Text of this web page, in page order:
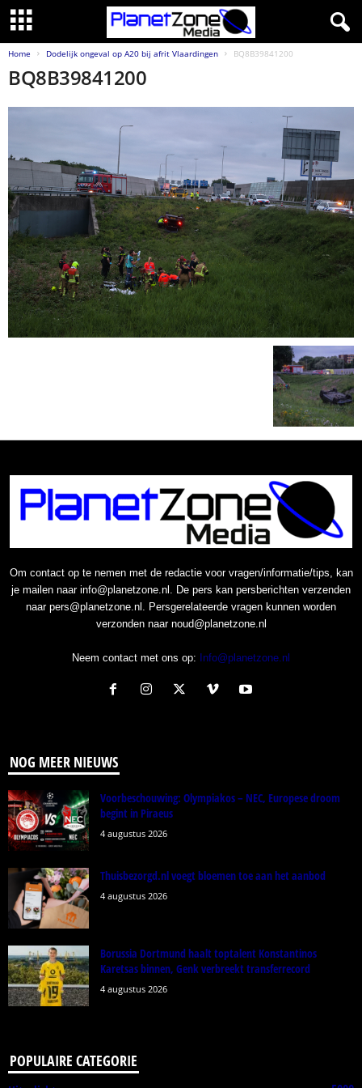
Home Dodelijk ongeval op A20 bij afrit Vlaardingen BQ8B39841200
BQ8B39841200
Om contact op te nemen met de redactie voor vragen/informatie/tips, kan
je mailen naar info@planetzone.nl. De pers kan persberichten verzenden
naar pers@planetzone.nl. Persgerelateerde vragen kunnen worden
verzonden naar noud@planetzone.nl
Neem contact met ons op: Info@planetzone.nl
NOG MEER NIEUWS
Voorbeschouwing: Olympiakos – NEC, Europese droom
begint in Piraeus
4 augustus 2026
Thuisbezorgd.nl voegt bloemen toe aan het aanbod
4 augustus 2026
Borussia Dortmund haalt toptalent Konstantinos
Karetsas binnen, Genk verbreekt transferrecord
4 augustus 2026
POPULAIRE CATEGORIE